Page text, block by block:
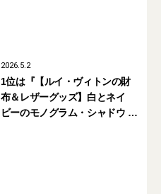
2026.5.2
1位は『【ルイ・ヴィトンの財
布＆レザーグッズ】白とネイ
ビーのモノグラム・シャドウ レ